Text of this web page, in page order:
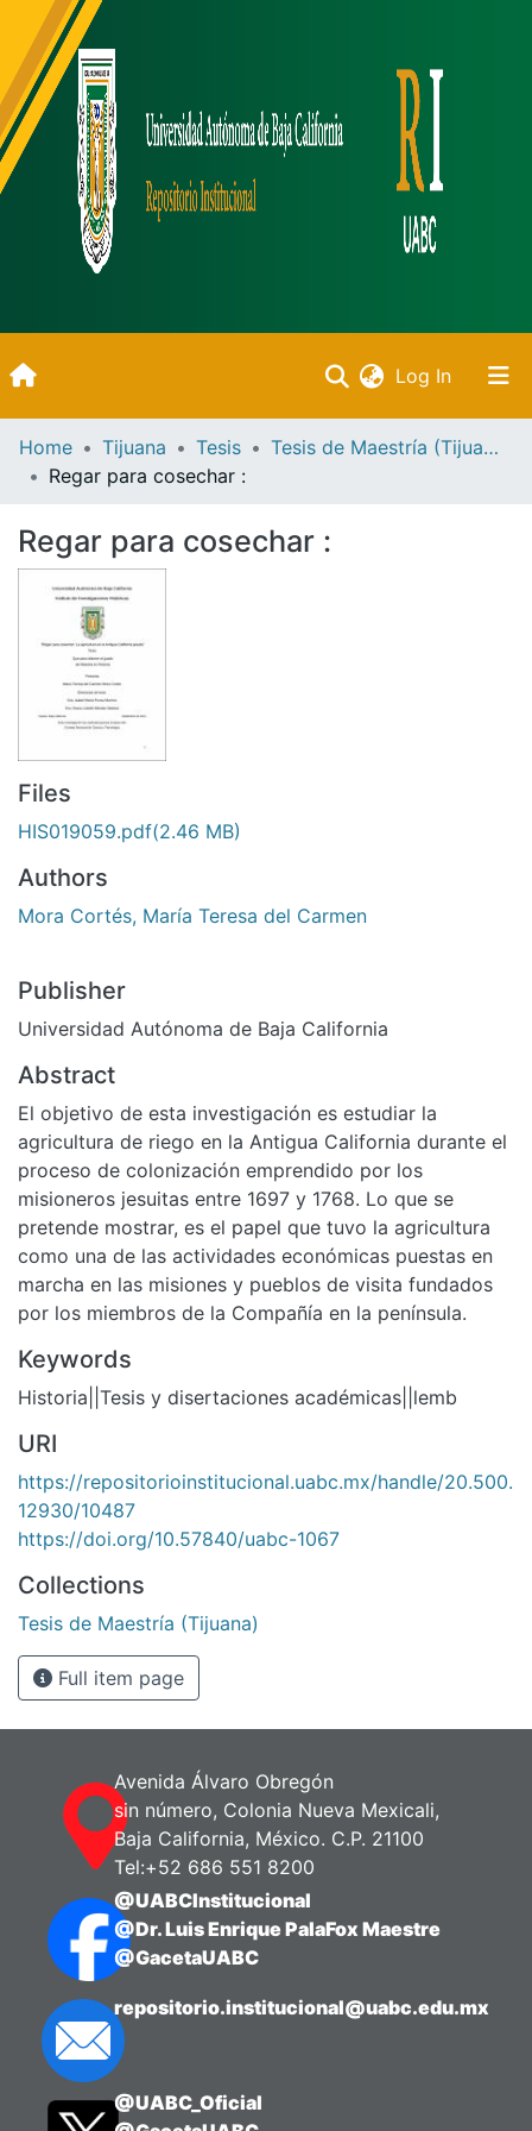
Log In(current)
Inicio
Communities & Collections
All of DSpace
Home Tijuana Tesis
Tesis de Maestría (Tijuana)
Regar para cosechar :
Regar para cosechar :
Files
HIS019059.pdf(2.46 MB)
Authors
Mora Cortés, María Teresa del Carmen
Publisher
Universidad Autónoma de Baja California
Abstract
El objetivo de esta investigación es estudiar la
agricultura de riego en la Antigua California durante el
proceso de colonización emprendido por los
misioneros jesuitas entre 1697 y 1768. Lo que se
pretende mostrar, es el papel que tuvo la agricultura
como una de las actividades económicas puestas en
marcha en las misiones y pueblos de visita fundados
por los miembros de la Compañía en la península.
Keywords
Historia||Tesis y disertaciones académicas||lemb
URI
https://repositorioinstitucional.uabc.mx/handle/20.500.
12930/10487
https://doi.org/10.57840/uabc-1067
Collections
Tesis de Maestría (Tijuana)
Full item page
Avenida Álvaro Obregón
sin número, Colonia Nueva Mexicali,
Baja California, México. C.P. 21100
Tel:+52 686 551 8200
@UABCInstitucional
@Dr. Luis Enrique PalaFox Maestre
@GacetaUABC
repositorio.institucional@uabc.edu.mx
@UABC_Oficial